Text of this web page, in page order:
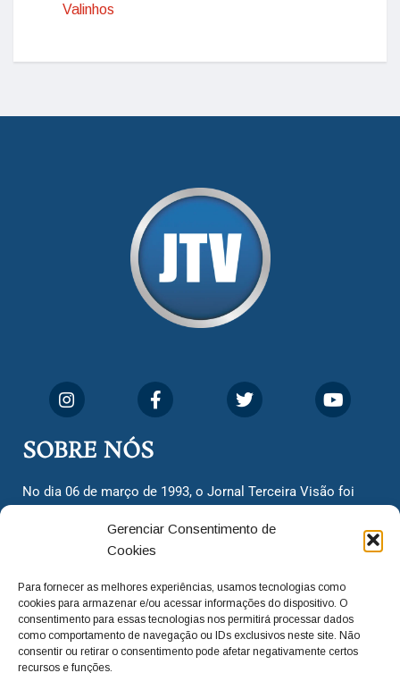
Gerenciar Consentimento de
Cookies
Para fornecer as melhores experiências, usamos tecnologias como
cookies para armazenar e/ou acessar informações do dispositivo. O
consentimento para essas tecnologias nos permitirá processar dados
como comportamento de navegação ou IDs exclusivos neste site. Não
consentir ou retirar o consentimento pode afetar negativamente certos
recursos e funções.
Valinhos
SOBRE NÓS
No dia 06 de março de 1993, o Jornal Terceira Visão foi
cidadãos valinhenses, já que naquela época só existiam
dois jornais. Há mais de 30 anos, o jornal continua
com o foco de trazer as melhores notícias. Nunca
deixamos de lado as necessidades do cidadão, sempre
questionando os órgãos públicos em busca de melhorias
para a cidade e sempre cobrando resoluções para casos